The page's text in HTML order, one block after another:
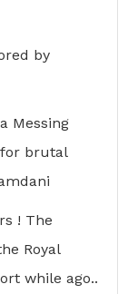
by
Messing
brutal
! The
Royal
while ago..